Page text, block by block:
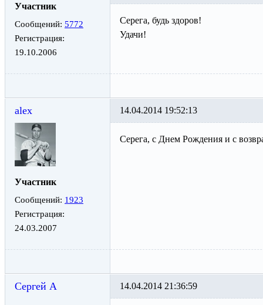
Участник
Сообщений: 5772
Регистрация:
19.10.2006
Серега, будь здоров!
Удачи!
alex
Участник
Сообщений: 1923
Регистрация:
24.03.2007
14.04.2014 19:52:13
Серега, с Днем Рождения и с
Сергей А 14.04.2014 21:36:59